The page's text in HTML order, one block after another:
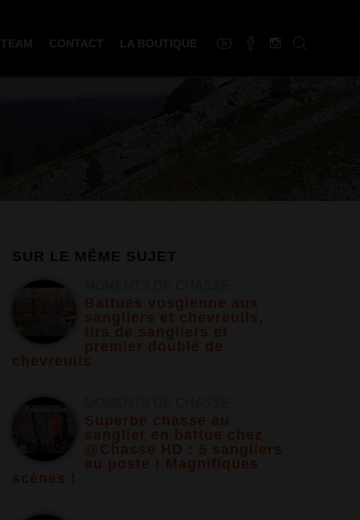
CONTACT LA BOUTIQUE
Battues vosgienne aux
sangliers et chevreuils,
tirs de sangliers et
premier doublé de
chevreuils
Superbe chasse au
sanglier en battue chez
@Chasse HD : 5 sangliers
au poste ! Magnifiques
scènes !